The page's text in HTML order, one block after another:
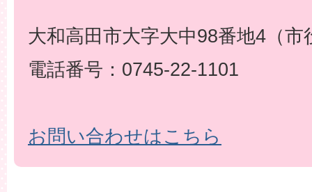
大和高田市大字大中98番地4（市
電話番号：0745-22-1101
お問い合わせはこちら